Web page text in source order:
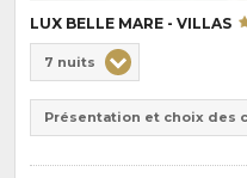
LUX BELLE MARE - VILLAS
de
pension
:
Durée
7 nuits
Présentation et choix des